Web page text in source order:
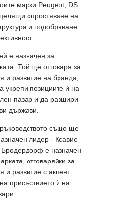
марки Peugeot, DS
опростяване на
и подобряване
е назначен за
Той ще отговаря за
и развитие на бранда,
укрепи позициите ѝ на
пазар и да разшири
държави.
също ще
лидер - Ксавие
е назначен
отговаряйки за
и развитие с акцент
присъствието ѝ на